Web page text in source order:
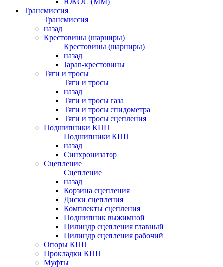
ЮКОС (ММ)
Трансмиссия
Трансмиссия
назад
Крестовины (шарниры)
Крестовины (шарниры)
назад
Japan-крестовины
Тяги и тросы
Тяги и тросы
назад
Тяги и тросы газа
Тяги и тросы спидометра
Тяги и тросы сцепления
Подшипники КПП
Подшипники КПП
назад
Синхронизатор
Сцепление
Сцепление
назад
Корзина сцепления
Диски сцепления
Комплекты сцепления
Подшипник выжимной
Цилиндр сцепления главный
Цилиндр сцепления рабочий
Опоры КПП
Прокладки КПП
Муфты